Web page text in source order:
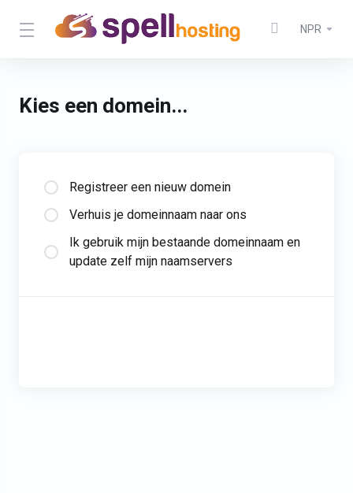
NPR
Kies een domein...
Registreer een nieuw domein
Verhuis je domeinnaam naar ons
Ik gebruik mijn bestaande domeinnaam en
update zelf mijn naamservers